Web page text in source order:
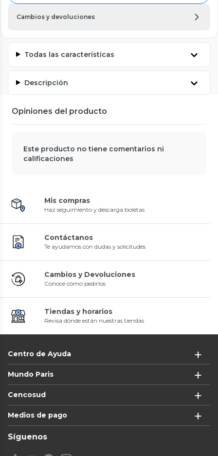
Cambios y devoluciones
Todas las características
Descripción
Opiniones del producto
Este producto no tiene comentarios ni
calificaciones
Mis compras
Haz seguimiento y descarga boletas
Contáctanos
Te ayudamos con dudas y solicitudes
Cambios y Devoluciones
Conoce cómo pedirlos
Tiendas y horarios
Revisa dónde están nuestras tiendas
Centro de Ayuda
Mundo Paris
Cencosud
Medios de pago
Síguenos